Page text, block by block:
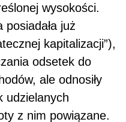
wysokości.
już
kapitalizacji”),
odsetek do
ale odnosiły
udzielanych
z nim powiązane.